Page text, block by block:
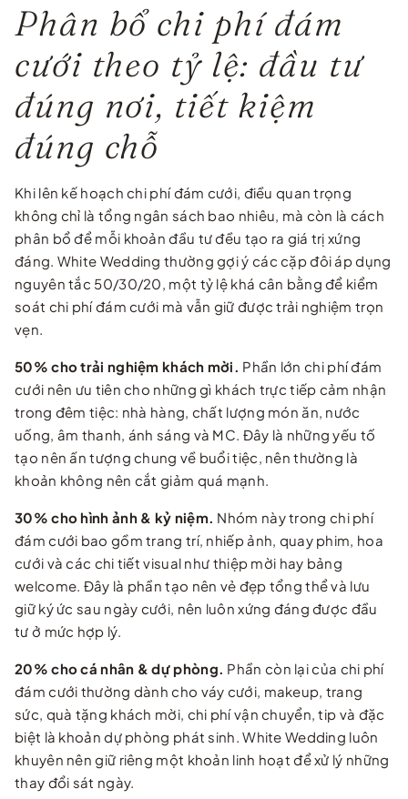
Phân bổ chi phí đám
cưới theo tỷ lệ: đầu tư
đúng nơi, tiết kiệm
đúng chỗ
Khi lên kế hoạch chi phí đám cưới, điều quan trọng
không chỉ là tổng ngân sách bao nhiêu, mà còn là cách
phân bổ để mỗi khoản đầu tư đều tạo ra giá trị xứng
đáng. White Wedding thường gợi ý các cặp đôi áp dụng
nguyên tắc 50/30/20, một tỷ lệ khá cân bằng để kiểm
soát chi phí đám cưới mà vẫn giữ được trải nghiệm trọn
vẹn.
50% cho trải nghiệm khách mời.
Phần lớn chi phí đám
cưới nên ưu tiên cho những gì khách trực tiếp cảm nhận
trong đêm tiệc: nhà hàng, chất lượng món ăn, nước
uống, âm thanh, ánh sáng và MC. Đây là những yếu tố
tạo nên ấn tượng chung về buổi tiệc, nên thường là
khoản không nên cắt giảm quá mạnh.
30% cho hình ảnh & kỷ niệm. Nhóm này trong chi phí
đám cưới bao gồm trang trí, nhiếp ảnh, quay phim, hoa
cưới và các chi tiết visual như thiệp mời hay bảng
welcome. Đây là phần tạo nên vẻ đẹp tổng thể và lưu
giữ ký ức sau ngày cưới, nên luôn xứng đáng được đầu
tư ở mức hợp lý.
20% cho cá nhân & dự phòng. Phần còn lại của chi phí
đám cưới thường dành cho váy cưới, makeup, trang
sức, quà tặng khách mời, chi phí vận chuyển, tip và đặc
biệt là khoản dự phòng phát sinh. White Wedding luôn
khuyên nên giữ riêng một khoản linh hoạt để xử lý những
thay đổi sát ngày.